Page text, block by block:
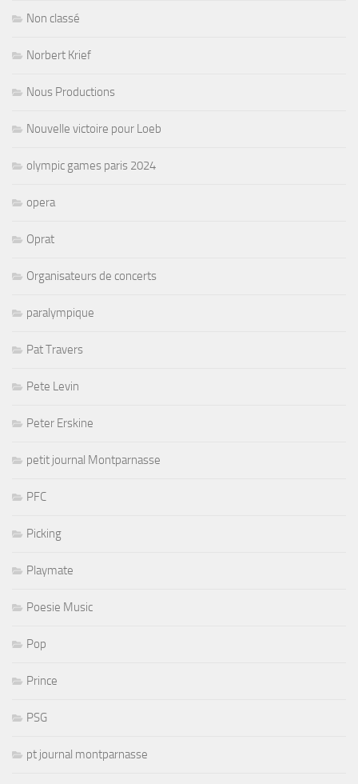
Non classé
Norbert Krief
Nous Productions
Nouvelle victoire pour Loeb
olympic games paris 2024
opera
Oprat
Organisateurs de concerts
paralympique
Pat Travers
Pete Levin
Peter Erskine
petit journal Montparnasse
PFC
Picking
Playmate
Poesie Music
Pop
Prince
PSG
pt journal montparnasse